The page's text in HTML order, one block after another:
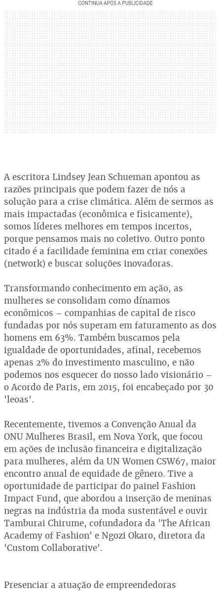
A escritora Lindsey Jean Schueman apontou as
razões principais que podem fazer de nós a
solução para a crise climática. Além de sermos as
mais impactadas (econômica e fisicamente),
somos líderes melhores em tempos incertos,
porque pensamos mais no coletivo. Outro ponto
citado é a facilidade feminina em criar conexões
(network) e buscar soluções inovadoras.
Transformando conhecimento em ação, as
mulheres se consolidam como dínamos
econômicos – companhias de capital de risco
fundadas por nós superam em faturamento as dos
homens em 63%. Também buscamos pela
igualdade de oportunidades, afinal, recebemos
apenas 2% do investimento masculino, e não
podemos nos esquecer do nosso lado visionário –
o Acordo de Paris, em 2015, foi encabeçado por 30
'leoas'.
Recentemente, tivemos a Convenção Anual da
ONU Mulheres Brasil, em Nova York, que focou
em ações de inclusão financeira e digitalização
para mulheres, além da UN Women CSW67, maior
encontro anual de equidade de gênero. Tive a
oportunidade de participar do painel Fashion
Impact Fund, que abordou a inserção de meninas
negras na indústria da moda sustentável e ouvir
Tamburai Chirume, cofundadora da 'The African
Academy of Fashion' e Ngozi Okaro, diretora da
'Custom Collaborative'.
Presenciar a atuação de empreendedoras